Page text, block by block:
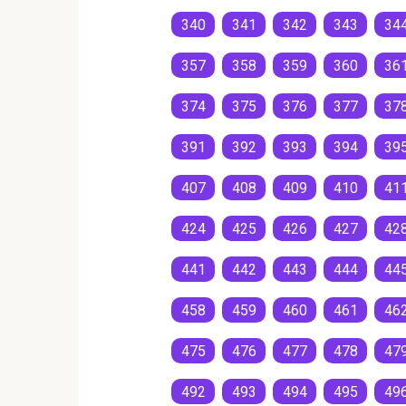
340 341 342 343
357 358 359 360
374 375 376 377
391 392 393 394
407 408 409 410
424 425 426 427
441 442 443 444
458 459 460 461
475 476 477 478
492 493 494 495